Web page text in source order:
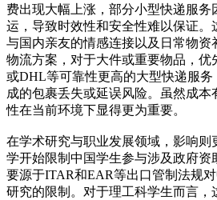
费出现大幅上涨，部分小型快递服务
运，导致时效性和安全性难以保证。
与国内亲友的情感连接以及日常物资
物流方案，对于大件或重要物品，优
或DHL等可靠性更高的大型快递服
成的包裹丢失或延误风险。虽然成本
性在当前环境下显得更为重要。
在学术研究与职业发展领域，影响则
学开始限制中国学生参与涉及政府资
要源于ITAR和EAR等出口管制法规
研究的限制。对于理工科学生而言，